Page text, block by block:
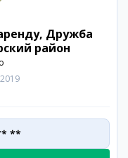
Дружба
район
**